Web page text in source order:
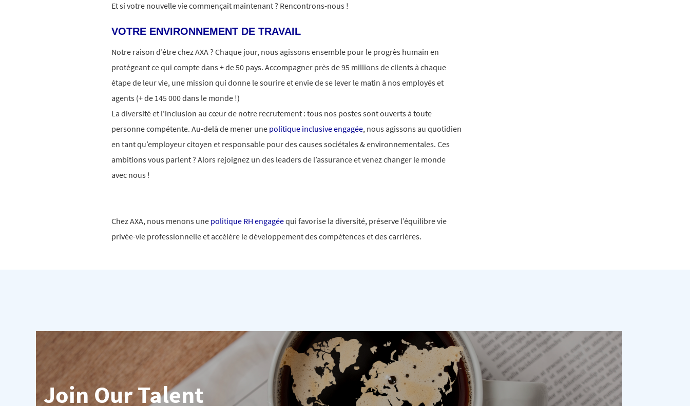
Et si votre nouvelle vie commençait maintenant ? Rencontrons-nous !
VOTRE ENVIRONNEMENT DE TRAVAIL
Notre raison d’être chez AXA ? Chaque jour, nous agissons ensemble pour le progrès humain en
protégeant ce qui compte dans + de 50 pays. Accompagner près de 95 millions de clients à chaque
étape de leur vie, une mission qui donne le sourire et envie de se lever le matin à nos employés et
agents (+ de 145 000 dans le monde !)
La diversité et l'inclusion au cœur de notre recrutement : tous nos postes sont ouverts à toute
personne compétente. Au-delà de mener une politique inclusive engagée, nous agissons au quotidien
en tant qu’employeur citoyen et responsable pour des causes sociétales & environnementales. Ces
ambitions vous parlent ? Alors rejoignez un des leaders de l’assurance et venez changer le monde
avec nous !
Chez AXA, nous menons une politique RH engagéequi favorise la diversité, préserve l’équilibre vie
privée-vie professionnelle et accélère le développement des compétences et des carrières.
Join Our Talent